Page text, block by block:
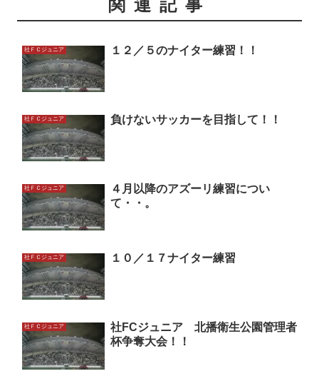
関連記事
社ＦＣジュニア １２／５のナイター練習！！
社ＦＣジュニア 負けないサッカーを目指して！！
社ＦＣジュニア
４月以降のアズーリ練習につい
て・・。
社ＦＣジュニア １０／１７ナイター練習
社ＦＣジュニア
社FCジュニア 北播衛生公園管理者
杯争奪大会！！